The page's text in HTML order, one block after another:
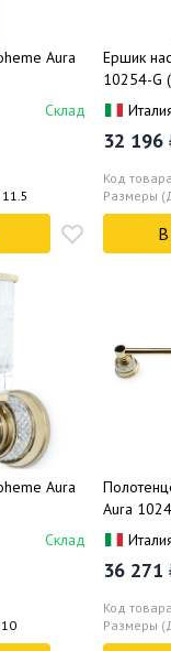
Aura
Склад
Ершик
10254-G
32
Код
Размеры
Aura
Склад
10
Aura
36
Код
Размеры